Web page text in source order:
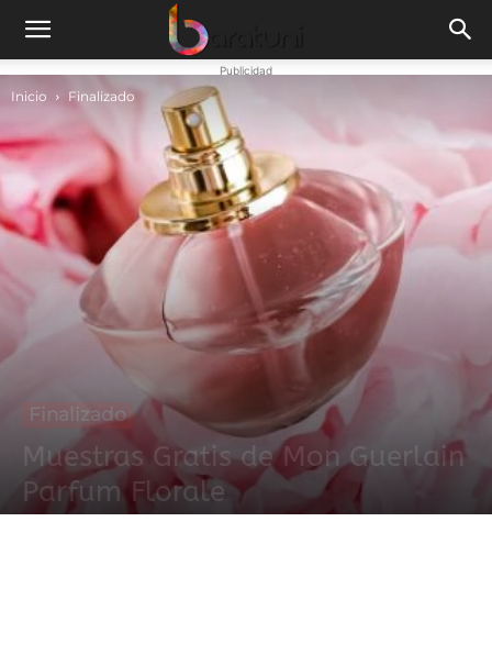
Publicidad
Inicio Finalizado
Finalizado
Muestras Gratis de Mon Guerlain
Parfum Florale